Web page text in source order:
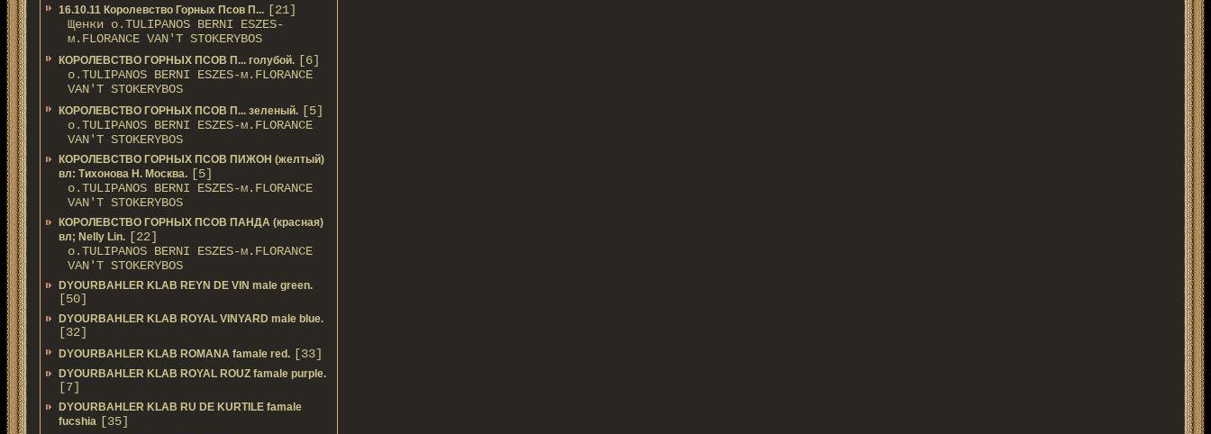
16.10.11 Королевство Горных Псов П... [21]
Щенки о.TULIPANOS BERNI ESZES-
м.FLORANCE VAN'T STOKERYBOS
КОРОЛЕВСТВО ГОРНЫХ ПСОВ П... голубой. [6]
о.TULIPANOS BERNI ESZES-м.FLORANCE
VAN'T STOKERYBOS
КОРОЛЕВСТВО ГОРНЫХ ПСОВ П... зеленый. [5]
о.TULIPANOS BERNI ESZES-м.FLORANCE
VAN'T STOKERYBOS
КОРОЛЕВСТВО ГОРНЫХ ПСОВ ПИЖОН (желтый)
вл: Тихонова Н. Москва. [5]
о.TULIPANOS BERNI ESZES-м.FLORANCE
VAN'T STOKERYBOS
КОРОЛЕВСТВО ГОРНЫХ ПСОВ ПАНДА (красная)
вл; Nelly Lin. [22]
о.TULIPANOS BERNI ESZES-м.FLORANCE
VAN'T STOKERYBOS
DYOURBAHLER KLAB REYN DE VIN male green.
[50]
DYOURBAHLER KLAB ROYAL VINYARD male blue.
[32]
DYOURBAHLER KLAB ROMANA famale red. [33]
DYOURBAHLER KLAB ROYAL ROUZ famale purple.
[7]
DYOURBAHLER KLAB RU DE KURTILE famale
fucshia [35]